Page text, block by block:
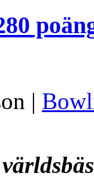
|